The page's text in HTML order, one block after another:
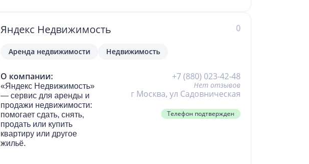
Яндекс Недвижимость
Аренда недвижимости Недвижимость
0
О компании:
«Яндекс Недвижимость»
— сервис для аренды и
продажи недвижимости:
помогает сдать, снять,
продать или купить
квартиру или другое
жильё.
+7 (880) 023-42-48
Нет отзывов
г Москва, ул Садовническая
Телефон подтвержден